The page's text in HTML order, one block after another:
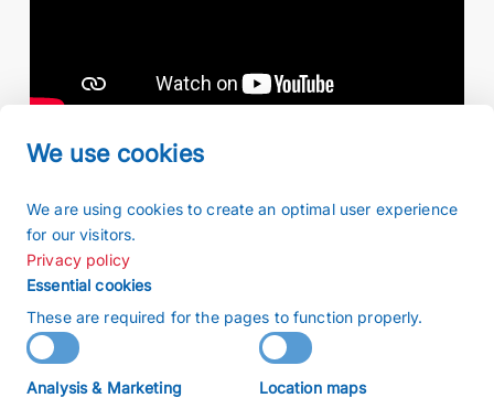
SEE ALL THE BUCHIGLAS VIDEOS
We use cookies
We are using cookies to create an optimal user experience
for our visitors.
Privacy policy
Analysis & Marketing
Location maps
Essential cookies
These are required for the pages to function properly.